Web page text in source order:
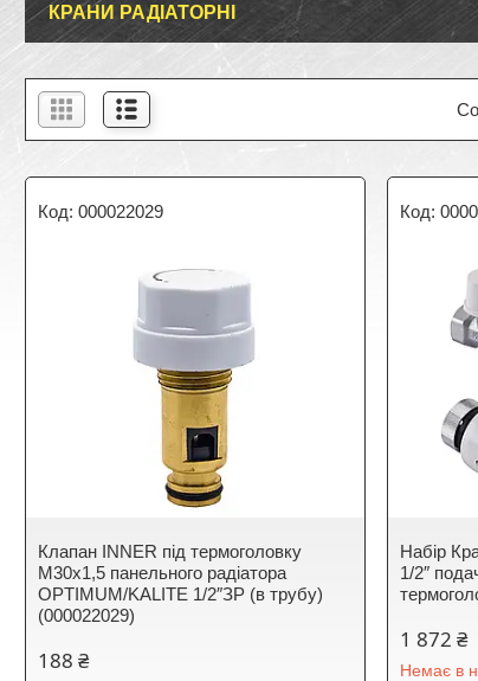
КРАНИ РАДІАТОРНІ
000022029
Клапан INNER під термоголовку
М30x1,5 панельного радіатора
OPTIMUM/KALITE 1/2″ЗР (в трубу)
(000022029)
188 ₴
Набір
1/2″
1 872 ₴
Немає в